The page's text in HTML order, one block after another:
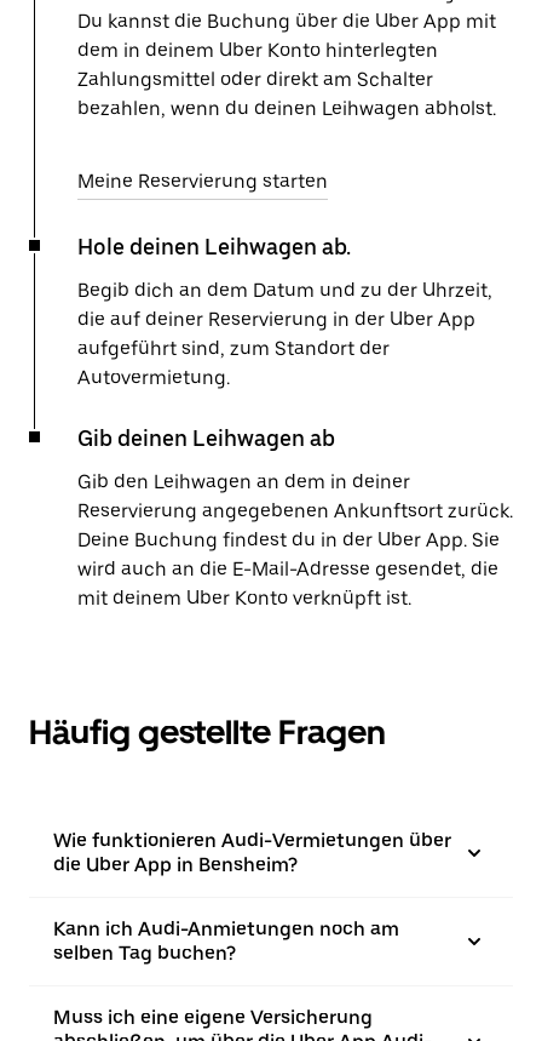
Du kannst die Buchung über die Uber App mit
dem in deinem Uber Konto hinterlegten
Zahlungsmittel oder direkt am Schalter
bezahlen, wenn du deinen Leihwagen abholst.
Meine Reservierung starten
Hole deinen Leihwagen ab.
Begib dich an dem Datum und zu der Uhrzeit,
die auf deiner Reservierung in der Uber App
aufgeführt sind, zum Standort der
Autovermietung.
Gib deinen Leihwagen ab
Gib den Leihwagen an dem in deiner
Reservierung angegebenen Ankunftsort zurück.
Deine Buchung findest du in der Uber App. Sie
wird auch an die E-Mail-Adresse gesendet, die
mit deinem Uber Konto verknüpft ist.
Häufig gestellte Fragen
Wie funktionieren Audi-Vermietungen über
die Uber App in Bensheim?
Kann ich Audi-Anmietungen noch am
selben Tag buchen?
Muss ich eine eigene Versicherung